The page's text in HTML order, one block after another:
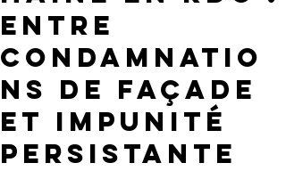
entre
condamnatio
ns de façade
et impunité
persistante